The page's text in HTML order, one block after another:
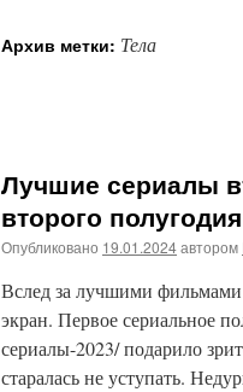
Архив метки: Тела
Лучшие сериалы
второго
Опубликовано 19.01.2024автором
Вслед за лучшими
экран. Первое сериальное
сериалы-2023/ подарило
старалась не уступать.